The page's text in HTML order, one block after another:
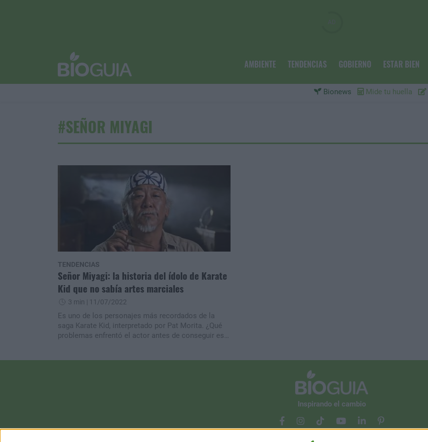
AMBIENTE TENDENCIAS GOBIERNO ESTAR BIEN
Bionews Mide tu huella
#SEÑOR MIYAGI
TENDENCIAS
Señor Miyagi: la historia del ídolo de Karate
Kid que no sabía artes marciales
3 min | 11/07/2022
Es uno de los personajes más recordados de la
saga Karate Kid, interpretado por Pat Morita. ¿Qué
problemas enfrentó el actor antes de conseguir ese
Inspirando el cambio